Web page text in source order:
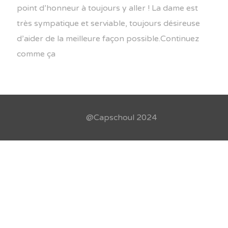
point d’honneur à toujours y aller ! La dame est
très sympatique et serviable, toujours désireuse
d’aider de la meilleure façon possible.Continuez
comme ça
@Capschoul 2024